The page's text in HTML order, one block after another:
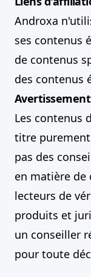
Androxa
ses contenus
de contenus
des contenus
Avertissement
Les contenus
titre
pas des
en matière
lecteurs de
produits et
un conseiller
pour toute